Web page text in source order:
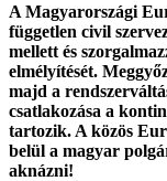
A Magyarországi
független civil
mellett és
elmélyítését.
majd a
csatlakozása a
tartozik. A közös
belül a magyar
aknázni!